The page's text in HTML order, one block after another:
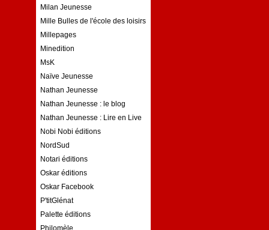
Milan Jeunesse
Mille Bulles de l'école des loisirs
Millepages
Minedition
MsK
Naïve Jeunesse
Nathan Jeunesse
Nathan Jeunesse : le blog
Nathan Jeunesse : Lire en Live
Nobi Nobi éditions
NordSud
Notari éditions
Oskar éditions
Oskar Facebook
P'titGlénat
Palette éditions
Philomèle